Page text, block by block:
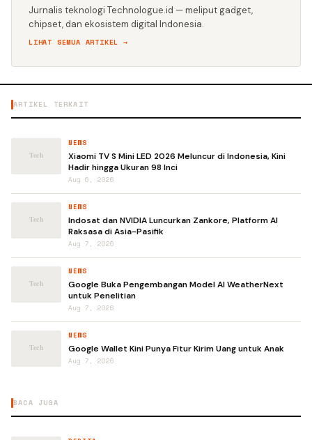
Jurnalis teknologi Technologue.id — meliput gadget,
chipset, dan ekosistem digital Indonesia.
LIHAT SEMUA ARTIKEL →
ARTIKEL TERKAIT
NEWS
Xiaomi TV S Mini LED 2026 Meluncur di Indonesia, Kini
Hadir hingga Ukuran 98 Inci
Aug 6, 2026
NEWS
Indosat dan NVIDIA Luncurkan Zankore, Platform AI
Raksasa di Asia-Pasifik
Aug 7, 2026
NEWS
Google Buka Pengembangan Model AI WeatherNext
untuk Penelitian
Aug 7, 2026
NEWS
Google Wallet Kini Punya Fitur Kirim Uang untuk Anak
Aug 7, 2026
BACA JUGA